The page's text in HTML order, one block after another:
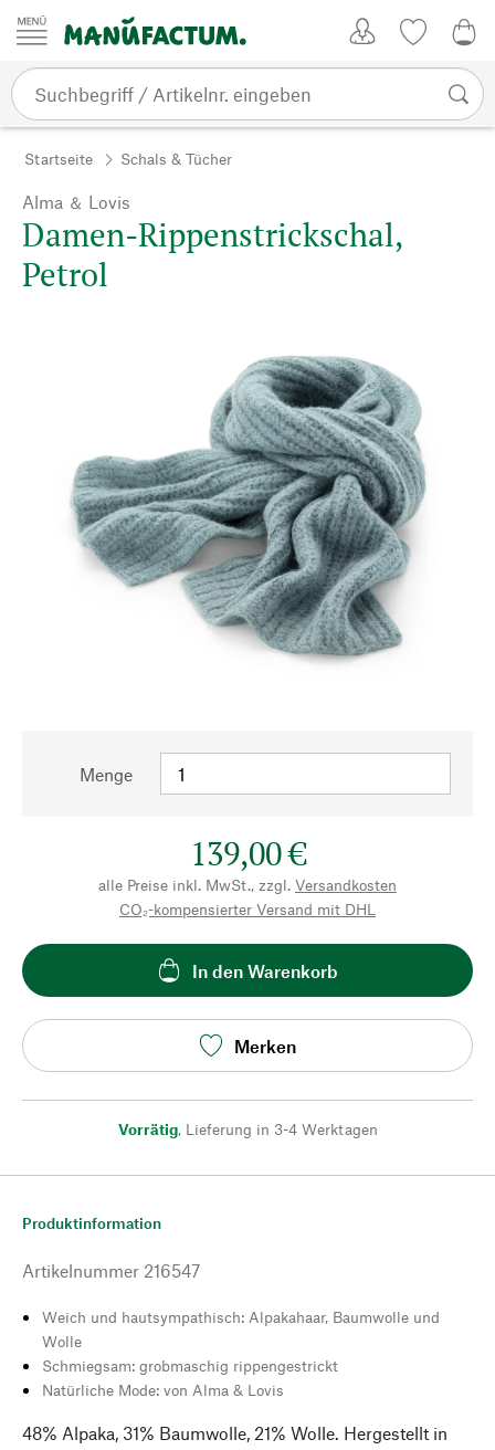
Zum Inhalt springen
Startseite Schals & Tücher
Alma ＆ Lovis
Damen-Rippenstrickschal,
Petrol
Menge
139,00 €
alle Preise inkl. MwSt., zzgl. Versandkosten
CO₂-kompensierter Versand mit DHL
In den Warenkorb
Merken
Vorrätig, Lieferung in 3-4 Werktagen
Produktinformation
Artikelnummer 216547
Weich und hautsympathisch: Alpakahaar, Baumwolle und
Wolle
Schmiegsam: grobmaschig rippengestrickt
Natürliche Mode: von Alma & Lovis
48% Alpaka, 31% Baumwolle, 21% Wolle. Hergestellt in